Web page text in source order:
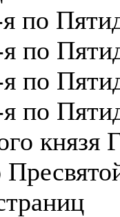
по
по
по
по
князя